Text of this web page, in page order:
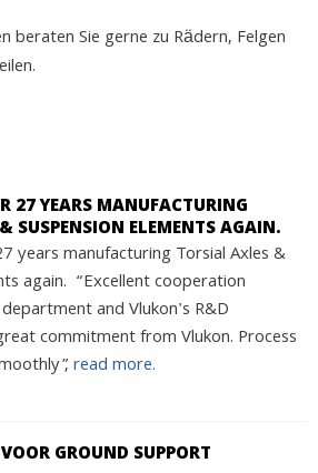
beraten Sie gerne zu Rädern, Felgen
27 YEARS MANUFACTURING
SUSPENSION ELEMENTS AGAIN.
years manufacturing Torsial Axles &
again. “Excellent cooperation
and Vlukon's R&D
commitment from Vlukon. Process
read more.
GROUND SUPPORT